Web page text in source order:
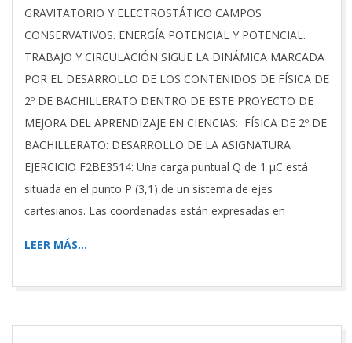
GRAVITATORIO Y ELECTROSTÁTICO CAMPOS
CONSERVATIVOS. ENERGÍA POTENCIAL Y POTENCIAL.
TRABAJO Y CIRCULACIÓN SIGUE LA DINÁMICA MARCADA
POR EL DESARROLLO DE LOS CONTENIDOS DE FÍSICA DE
2º DE BACHILLERATO DENTRO DE ESTE PROYECTO DE
MEJORA DEL APRENDIZAJE EN CIENCIAS: FÍSICA DE 2º DE
BACHILLERATO: DESARROLLO DE LA ASIGNATURA
EJERCICIO F2BE3514: Una carga puntual Q de 1 µC está
situada en el punto P (3,1) de un sistema de ejes
cartesianos. Las coordenadas están expresadas en
LEER MÁS…